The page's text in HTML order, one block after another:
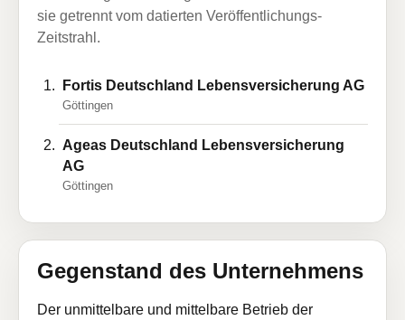
sie getrennt vom datierten Veröffentlichungs-
Zeitstrahl.
Fortis Deutschland Lebensversicherung AG
Göttingen
Ageas Deutschland Lebensversicherung
AG
Göttingen
Gegenstand des Unternehmens
Der unmittelbare und mittelbare Betrieb der